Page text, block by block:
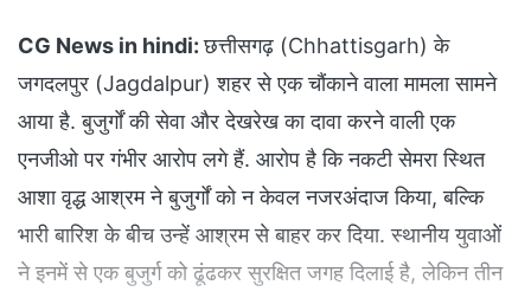
CG News in hindi:छत्तीसगढ़ (Chhattisgarh) के
जगदलपुर (Jagdalpur) शहर से एक चौंकाने वाला मामला सामने
आया है. बुजुर्गों की सेवा और देखरेख का दावा करने वाली एक
एनजीओ पर गंभीर आरोप लगे हैं. आरोप है कि नकटी सेमरा स्थित
आशा वृद्ध आश्रम ने बुजुर्गों को न केवल नजरअंदाज किया, बल्कि
भारी बारिश के बीच उन्हें आश्रम से बाहर कर दिया. स्थानीय युवाओं
ने इनमें से एक बुजुर्ग को ढूंढकर सुरक्षित जगह दिलाई है, लेकिन तीन